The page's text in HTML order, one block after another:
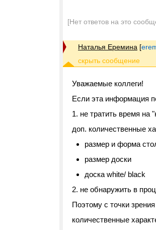
[Нет ответов на это
Наталья Еремина [
Уважаемые коллеги!
Если эта информация
1. не тратить время на
доп. количественные
размер и форма
размер доски
доска white/ black
2. не обнаружить в
Поэтому с точки
количественные